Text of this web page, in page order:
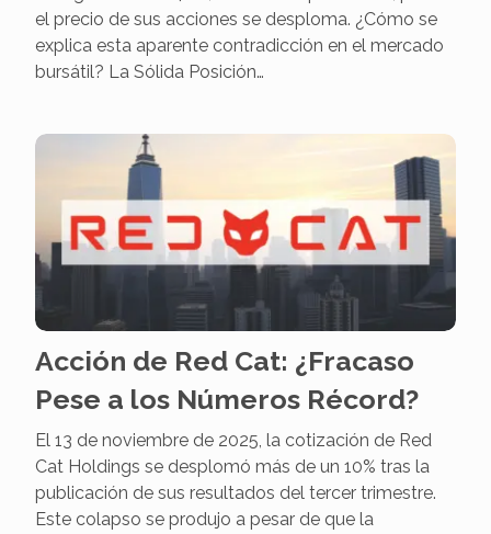
el precio de sus acciones se desploma. ¿Cómo se
explica esta aparente contradicción en el mercado
bursátil? La Sólida Posición…
Acción de Red Cat: ¿Fracaso
Pese a los Números Récord?
El 13 de noviembre de 2025, la cotización de Red
Cat Holdings se desplomó más de un 10% tras la
publicación de sus resultados del tercer trimestre.
Este colapso se produjo a pesar de que la